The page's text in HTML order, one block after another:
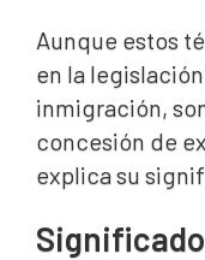
Aunque estos
en la
inmigración,
concesión de
explica su